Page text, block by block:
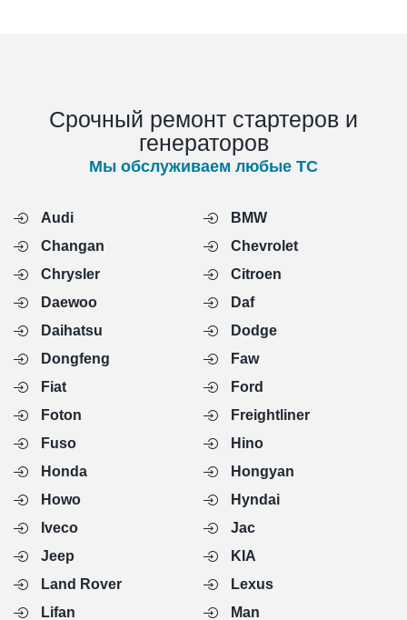
Срочный ремонт стартеров и
генераторов
Мы обслуживаем любые ТС
Audi
BMW
Changan
Chevrolet
Chrysler
Citroen
Daewoo
Daf
Daihatsu
Dodge
Dongfeng
Faw
Fiat
Ford
Foton
Freightliner
Fuso
Hino
Honda
Hongyan
Howo
Hyndai
Iveco
Jac
Jeep
KIA
Land Rover
Lexus
Lifan
Man